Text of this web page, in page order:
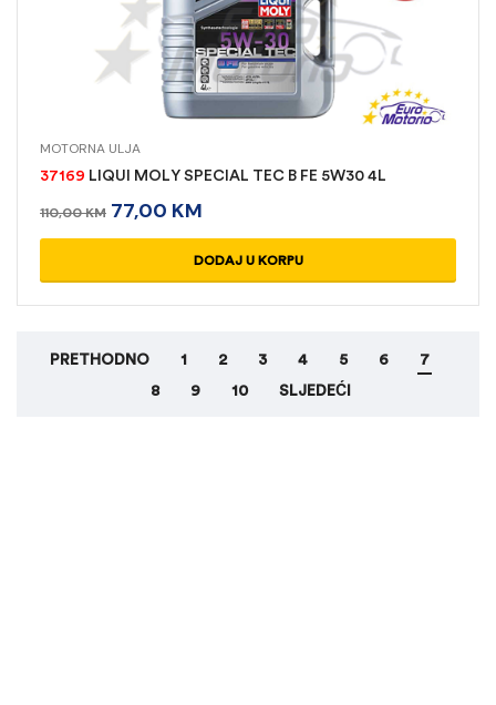
MOTORNA ULJA
37169 LIQUI MOLY SPECIAL TEC B FE 5W30 4L
110,00KM 77,00 KM
DODAJ U KORPU
PRETHODNO 1 2 3 4 5 6
7
8
9 10 SLJEDEĆI